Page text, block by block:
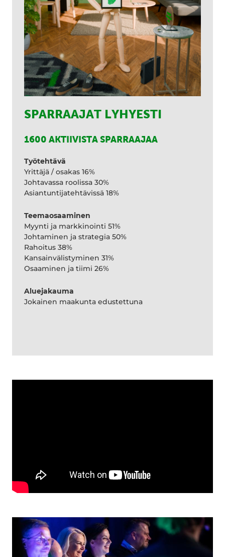
SPARRAAJAT LYHYESTI
1600 AKTIIVISTA SPARRAAJAA
Työtehtävä
Yrittäjä / osakas 16%
Johtavassa roolissa 30%
Asiantuntijatehtävissä 18%
Teemaosaaminen
Myynti ja markkinointi 51%
Johtaminen ja strategia 50%
Rahoitus 38%
Kansainvälistyminen 31%
Osaaminen ja tiimi 26%
Aluejakauma
Jokainen maakunta edustettuna